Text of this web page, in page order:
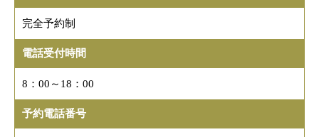
完全予約制
電話受付時間
8：00～18：00
予約電話番号